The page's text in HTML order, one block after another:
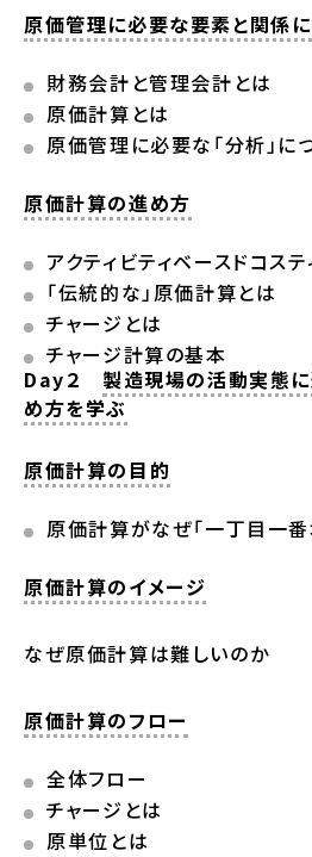
原価管理に必要な要素と関係
財務会計と管理会計とは
原価計算とは
原価管理に必要な「分析」に
原価計算の進め方
アクティビティベースドコステ
「伝統的な」原価計算とは
チャージとは
チャージ計算の基本
Day２ 製造現場の活動実態
め方を学ぶ
原価計算の目的
原価計算がなぜ「一丁目一
原価計算のイメージ
なぜ原価計算は難しいのか
原価計算のフロー
全体フロー
チャージとは
原単位とは